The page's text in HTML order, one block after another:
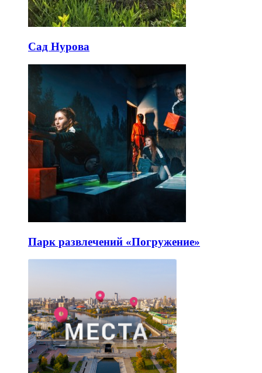
Сад Нурова
Парк развлечений «Погружение»